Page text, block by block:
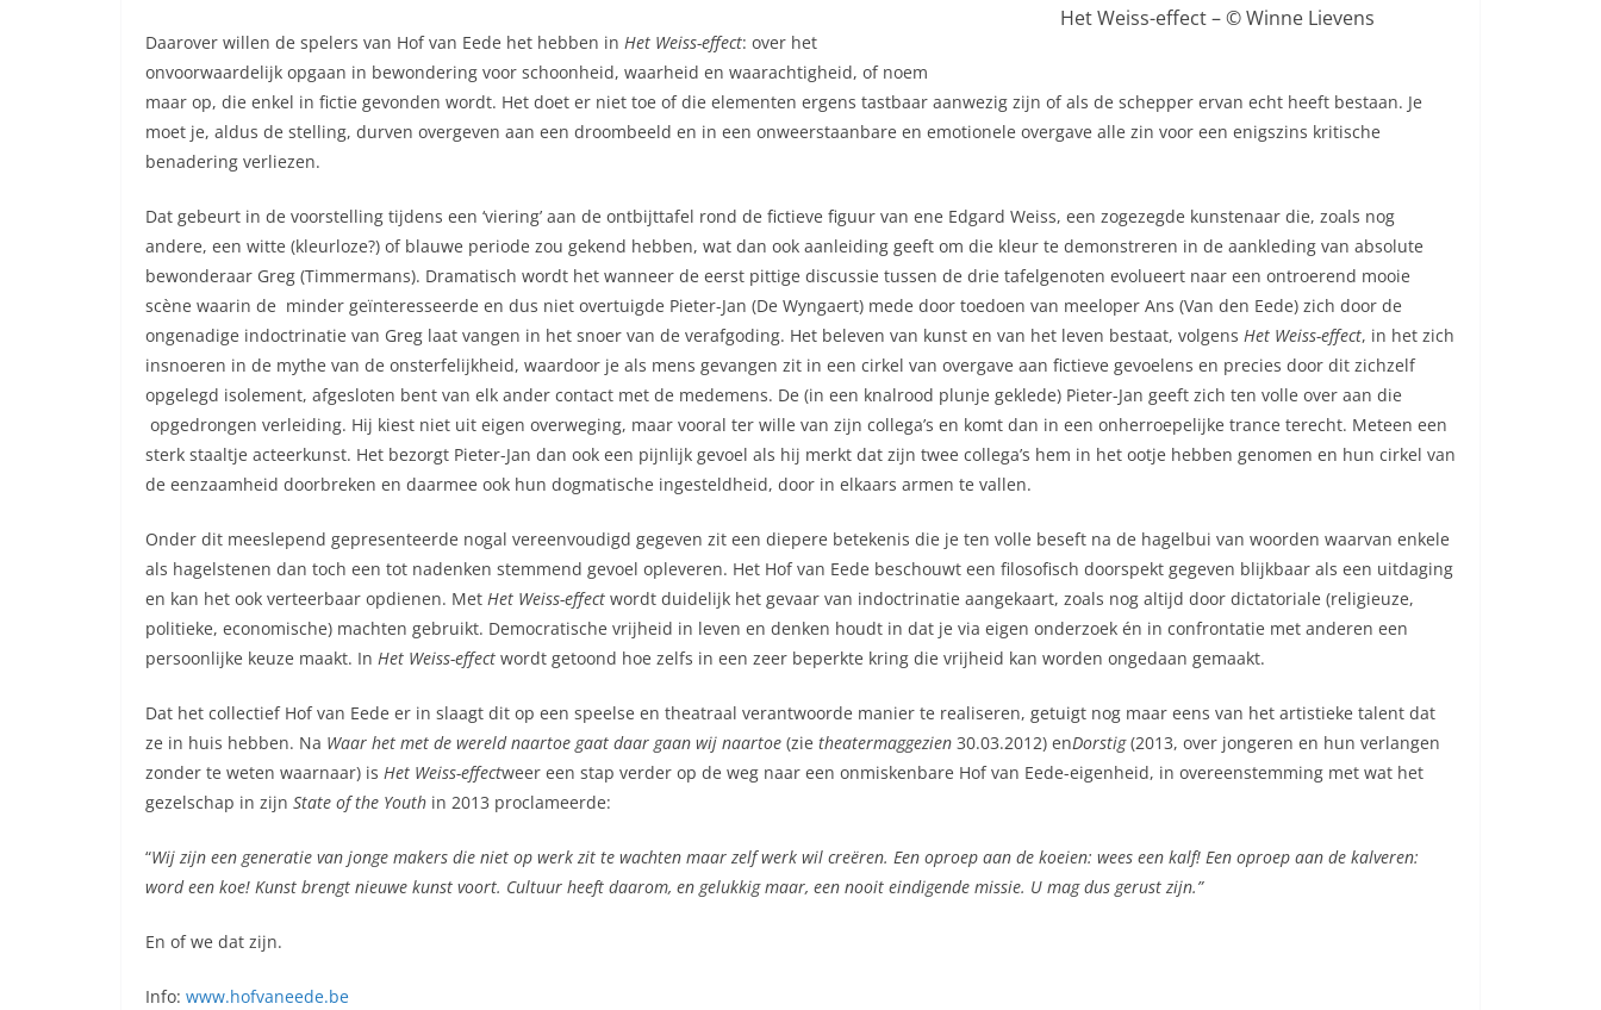
Het Weiss-effect – © Winne Lievens
Daarover willen de spelers van Hof van Eede het hebben in Het Weiss-effect: over het
onvoorwaardelijk opgaan in bewondering voor schoonheid, waarheid en waarachtigheid, of noem
maar op, die enkel in fictie gevonden wordt. Het doet er niet toe of die elementen ergens tastbaar aanwezig zijn of als de schepper ervan echt heeft bestaan. Je
moet je, aldus de stelling, durven overgeven aan een droombeeld en in een onweerstaanbare en emotionele overgave alle zin voor een enigszins kritische
benadering verliezen.
Dat gebeurt in de voorstelling tijdens een ‘viering’ aan de ontbijttafel rond de fictieve figuur van ene Edgard Weiss, een zogezegde kunstenaar die, zoals nog
andere, een witte (kleurloze?) of blauwe periode zou gekend hebben, wat dan ook aanleiding geeft om die kleur te demonstreren in de aankleding van absolute
bewonderaar Greg (Timmermans). Dramatisch wordt het wanneer de eerst pittige discussie tussen de drie tafelgenoten evolueert naar een ontroerend mooie
scène waarin de minder geïnteresseerde en dus niet overtuigde Pieter-Jan (De Wyngaert) mede door toedoen van meeloper Ans (Van den Eede) zich door de
ongenadige indoctrinatie van Greg laat vangen in het snoer van de verafgoding. Het beleven van kunst en van het leven bestaat, volgens Het Weiss-effect, in het zich
insnoeren in de mythe van de onsterfelijkheid, waardoor je als mens gevangen zit in een cirkel van overgave aan fictieve gevoelens en precies door dit zichzelf
opgelegd isolement, afgesloten bent van elk ander contact met de medemens. De (in een knalrood plunje geklede) Pieter-Jan geeft zich ten volle over aan die
opgedrongen verleiding. Hij kiest niet uit eigen overweging, maar vooral ter wille van zijn collega’s en komt dan in een onherroepelijke trance terecht. Meteen een
sterk staaltje acteerkunst. Het bezorgt Pieter-Jan dan ook een pijnlijk gevoel als hij merkt dat zijn twee collega’s hem in het ootje hebben genomen en hun cirkel van
de eenzaamheid doorbreken en daarmee ook hun dogmatische ingesteldheid, door in elkaars armen te vallen.
Onder dit meeslepend gepresenteerde nogal vereenvoudigd gegeven zit een diepere betekenis die je ten volle beseft na de hagelbui van woorden waarvan enkele
als hagelstenen dan toch een tot nadenken stemmend gevoel opleveren. Het Hof van Eede beschouwt een filosofisch doorspekt gegeven blijkbaar als een uitdaging
en kan het ook verteerbaar opdienen. Met Het Weiss-effect wordt duidelijk het gevaar van indoctrinatie aangekaart, zoals nog altijd door dictatoriale (religieuze,
politieke, economische) machten gebruikt. Democratische vrijheid in leven en denken houdt in dat je via eigen onderzoek én in confrontatie met anderen een
persoonlijke keuze maakt. In Het Weiss-effect wordt getoond hoe zelfs in een zeer beperkte kring die vrijheid kan worden ongedaan gemaakt.
Dat het collectief Hof van Eede er in slaagt dit op een speelse en theatraal verantwoorde manier te realiseren, getuigt nog maar eens van het artistieke talent dat
ze in huis hebben. Na Waar het met de wereld naartoe gaat daar gaan wij naartoe (zie theatermaggezien 30.03.2012) enDorstig(2013, over jongeren en hun verlangen
zonder te weten waarnaar) is Het Weiss-effectweer een stap verder op de weg naar een onmiskenbare Hof van Eede-eigenheid, in overeenstemming met wat het
gezelschap in zijn State of the Youth in 2013 proclameerde:
“Wij zijn een generatie van jonge makers die niet op werk zit te wachten maar zelf werk wil creëren. Een oproep aan de koeien: wees een kalf! Een oproep aan de kalveren:
word een koe! Kunst brengt nieuwe kunst voort. Cultuur heeft daarom, en gelukkig maar, een nooit eindigende missie. U mag dus gerust zijn.”
En of we dat zijn.
Info: www.hofvaneede.be